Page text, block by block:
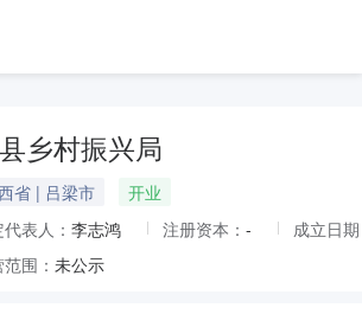
乡村振兴局
省 | 吕梁市
开业
表人： 李志鸿 注册资本： -
成立日
围： 未公示